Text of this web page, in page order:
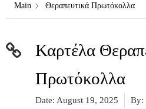
Main Θεραπευτικά Πρωτόκολλα
Καρτέλα
Πρωτόκολλα
Date: August 19, 2025 By: